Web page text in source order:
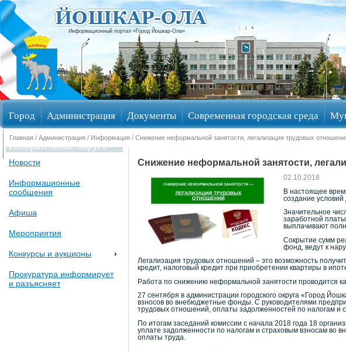
Информационный портал «Город Йошкар-Ола»
Город Администрация Документы Современная городская среда
Избирательные округа
Главная / Администрация / Информация / Снижение неформальной занятости, легализация трудовых
Новости
Информационные
сообщения
Афиша
Мероприятия
Конкурсы и аукционы
Прокуратура информирует
и разъясняет
Снижение неформальной занятости,
02.10.2018
В настоящее
создание
Значительное
заработной
выплачивают
Сокрытие сумм
фонд, ведут к
Легализация трудовых отношений – это возможность
кредит, налоговый кредит при приобретении квартиры в
Работа по снижению неформальной занятости проводится
27 сентября в администрации городского округа «Город
взносов во внебюджетные фонды. С руководителями
трудовых отношений, оплаты задолженностей по налогам
По итогам заседаний комиссии с начала 2018 года 18
уплате задолженности по налогам и страховым взносам во
оплаты труда.